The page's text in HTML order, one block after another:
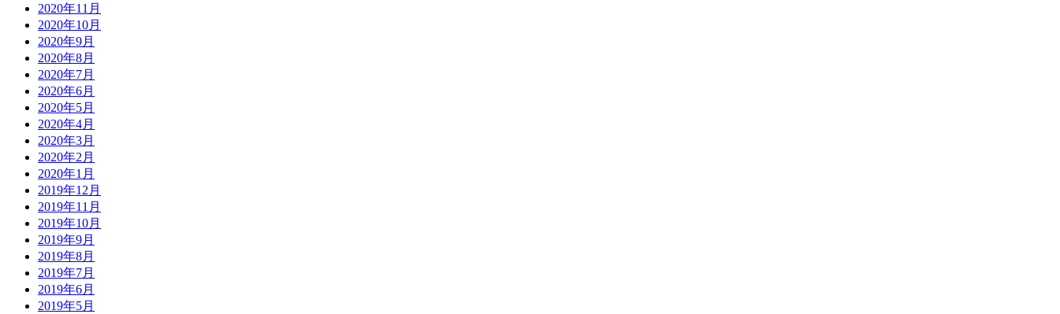
2020年11月
2020年10月
2020年9月
2020年8月
2020年7月
2020年6月
2020年5月
2020年4月
2020年3月
2020年2月
2020年1月
2019年12月
2019年11月
2019年10月
2019年9月
2019年8月
2019年7月
2019年6月
2019年5月